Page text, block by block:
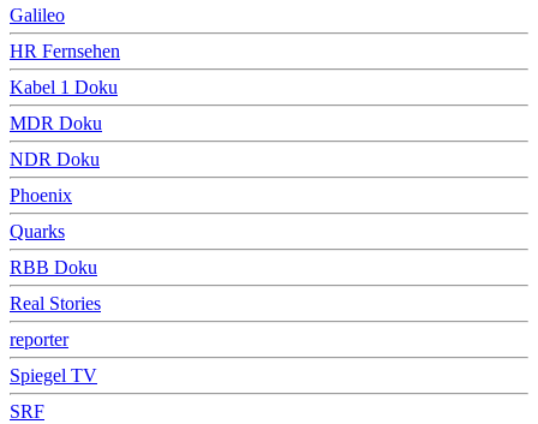
Galileo
HR Fernsehen
Kabel 1 Doku
MDR Doku
NDR Doku
Phoenix
Quarks
RBB Doku
Real Stories
reporter
Spiegel TV
SRF